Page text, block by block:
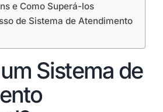
e Como Superá-los
de Sistema de Atendimento
Sistema de